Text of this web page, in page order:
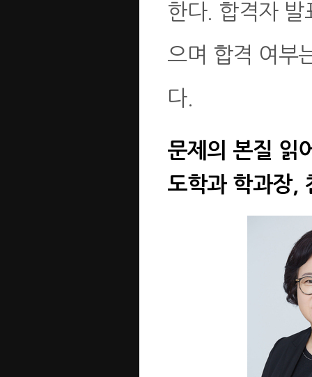
한다. 합격자
으며 합격 여부
다.
문제의 본질 읽
도학과 학과장,